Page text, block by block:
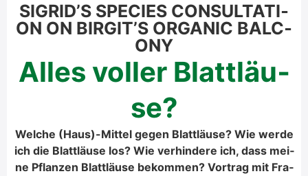
SIGRID’S SPE­CI­ES CON­SUL­TA­TI­
ON ON BIRGIT’S ORGA­NIC BAL­C­
O­NY
Alles vol­ler Blatt­läu­
se?
Wel­che (Haus)-Mittel gegen Blatt­läu­se? Wie wer­de
ich die Blatt­läu­se los? Wie ver­hin­de­re ich, dass mei­
ne Pflan­zen Blatt­läu­se bekom­men? Vor­trag mit Fra­